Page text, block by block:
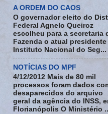
A ORDEM DO CAOS
O governador eleito do
Federal Agnelo Queiroz
escolheu para a secretaria
Fazenda o atual presidente
Instituto Nacional do Seg...
NOTÍCIAS DO MPF
4/12/2012 Mais de 80 mil
processos foram dados
desaparecidos do arquivo
geral da agência do INSS,
Florianópolis O Ministério